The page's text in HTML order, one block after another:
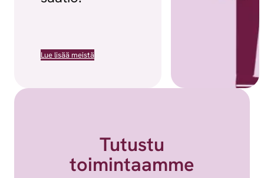
Lue lisää meistä
Tutustu
toimintaamme